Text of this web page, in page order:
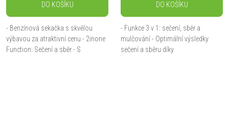
DO KOŠÍKU
- Benzínová sekačka s skvělou
výbavou za atraktivní cenu - 2inone
Function: Sečení a sběr - S
DO KOŠÍKU
- Funkce 3 v 1: sečení, sběr a
mulčování - Optimální výsledky
sečení a sběru díky